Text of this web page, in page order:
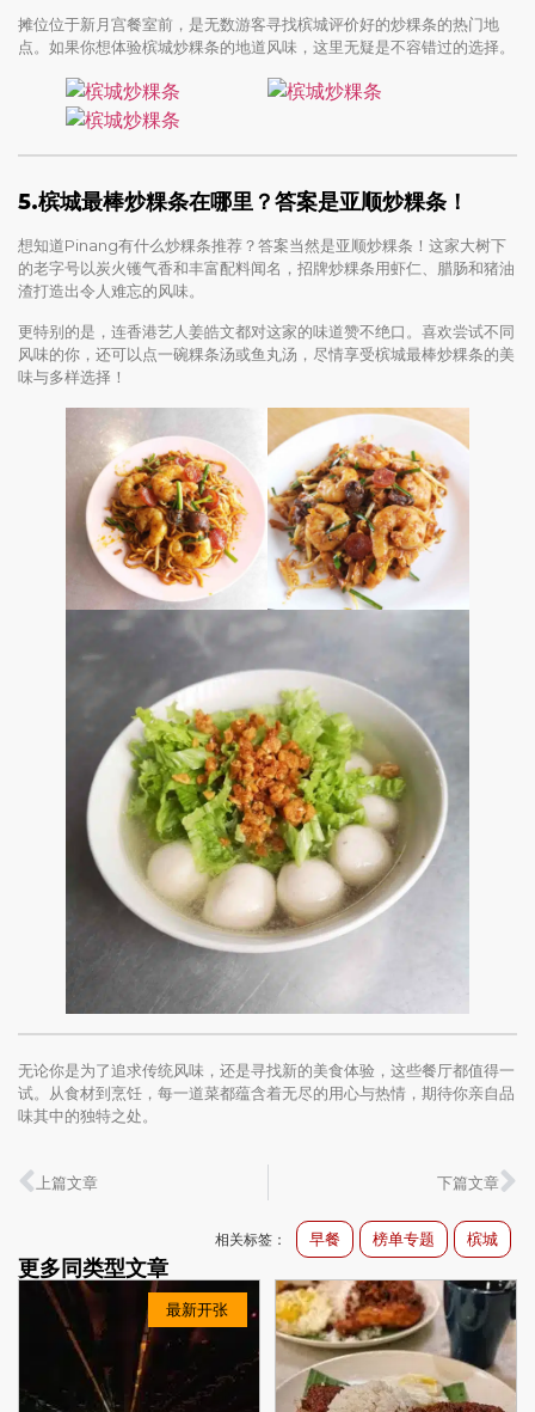
摊位位于新月宫餐室前，是无数游客寻找槟城评价好的炒粿条的热门地
点。如果你想体验槟城炒粿条的地道风味，这里无疑是不容错过的选择。
5.槟城最棒炒粿条在哪里？答案是亚顺炒粿条！
想知道Pinang有什么炒粿条推荐？答案当然是亚顺炒粿条！这家大树下
的老字号以炭火镬气香和丰富配料闻名，招牌炒粿条用虾仁、腊肠和猪油
渣打造出令人难忘的风味。
更特别的是，连香港艺人姜皓文都对这家的味道赞不绝口。喜欢尝试不同
风味的你，还可以点一碗粿条汤或鱼丸汤，尽情享受槟城最棒炒粿条的美
味与多样选择！
无论你是为了追求传统风味，还是寻找新的美食体验，这些餐厅都值得一
试。从食材到烹饪，每一道菜都蕴含着无尽的用心与热情，期待你亲自品
味其中的独特之处。
上篇文章 下篇文章
最新开张
相关标签： 早餐 榜单专题 槟城
更多同类型文章